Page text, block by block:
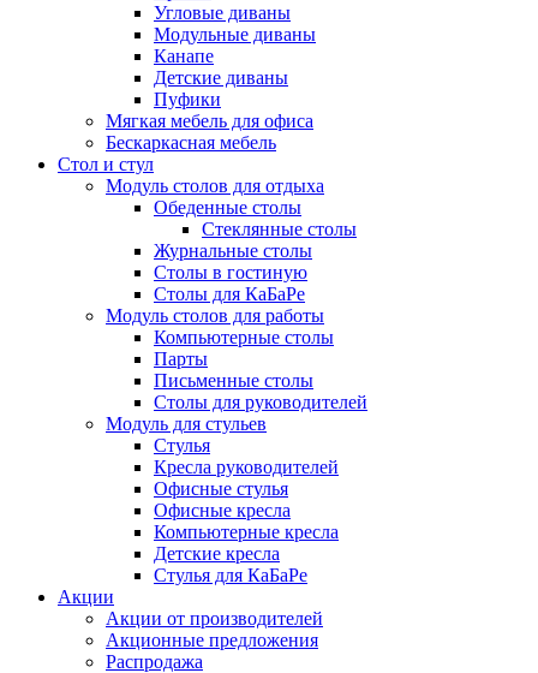
Угловые диваны
Модульные диваны
Канапе
Детские диваны
Пуфики
Мягкая мебель для офиса
Бескаркасная мебель
Стол и стул
Модуль столов для отдыха
Обеденные столы
Стеклянные столы
Журнальные столы
Столы в гостиную
Столы для КаБаРе
Модуль столов для работы
Компьютерные столы
Парты
Письменные столы
Столы для руководителей
Модуль для стульев
Стулья
Кресла руководителей
Офисные стулья
Офисные кресла
Компьютерные кресла
Детские кресла
Стулья для КаБаРе
Акции
Акции от производителей
Акционные предложения
Распродажа